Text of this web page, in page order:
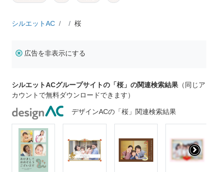
シルエットAC 桜
広告を非表示にする
シルエットACグループサイトの「桜」の関連検索結果 （同じア
カウントで無料ダウンロードできます）
デザインACの「桜」関連検索結果